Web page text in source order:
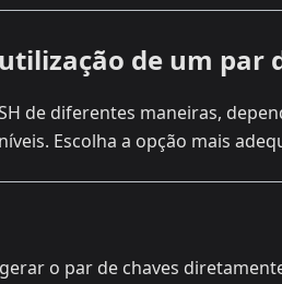
de um par
de diferentes maneiras,
Escolha a opção mais
o par de chaves